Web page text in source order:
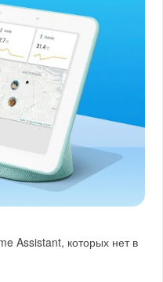
Assistant, которых нет в